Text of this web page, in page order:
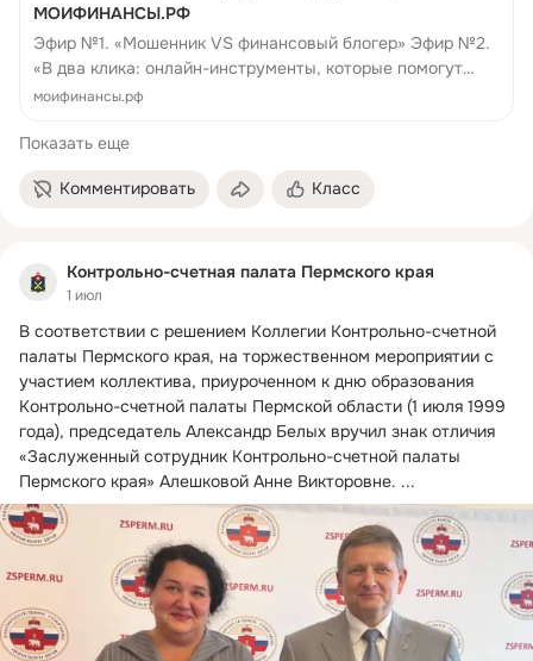
МОИФИНАНСЫ.РФ
Эфир №1. «Мошенник VS финансовый блогер» Эфир №2.
«В два клика: онлайн-инструменты, которые помогут
обезопасить сбережения от мошенников» Эфир №3.
моифинансы.рф
Показать еще
Комментировать Класс
Контрольно-счетная палата Пермского края
1 июл
В соответствии с решением Коллегии Контрольно-счетной
палаты Пермского края, на торжественном мероприятии с
участием коллектива, приуроченном к дню образования
Контрольно-счетной палаты Пермской области (1 июля 1999
года), председатель Александр Белых вручил знак отличия
«Заслуженный сотрудник Контрольно-счетной палаты
Пермского края» Алешковой Анне Викторовне. ...